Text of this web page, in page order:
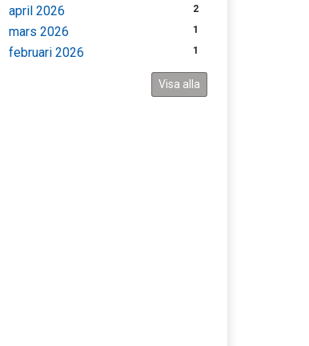
april 2026 2
mars 2026 1
februari 2026 1
Visa alla